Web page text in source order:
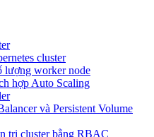
cluster
lượng worker node
hợp Auto Scaling
và Persistent Volume
trị cluster bằng RBAC